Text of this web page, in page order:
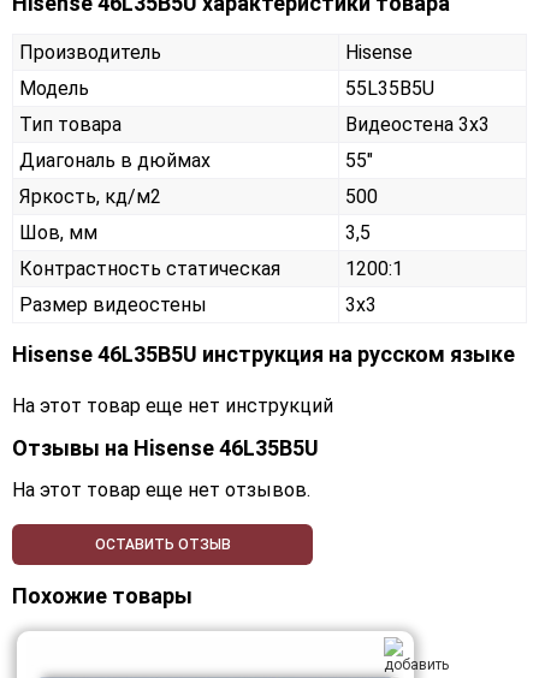
Производитель
Hisense
Модель
55L35B5U
Тип товара
Видеостена 3х3
Диагональ в дюймах
55"
Яркость, кд/м2
500
Шов, мм
3,5
Контрастность статическая
1200:1
Размер видеостены
3x3
Hisense 46L35B5U инструкция на русском языке
На этот товар еще нет инструкций
Отзывы на Hisense 46L35B5U
На этот товар еще нет отзывов.
ОСТАВИТЬ ОТЗЫВ
Похожие товары